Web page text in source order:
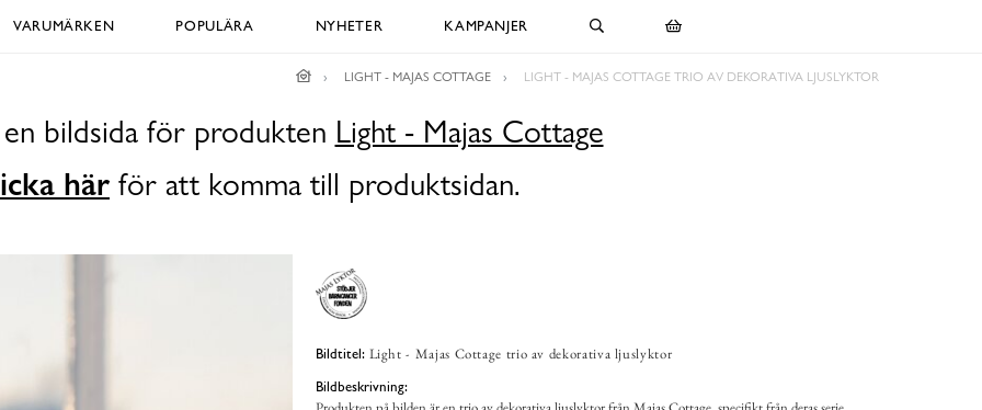
VARUMÄRKEN POPULÄRA NYHETER KAMPANJER
LIGHT - MAJAS COTTAGE LIGHT - MAJAS COTTAGE TRIO AV DEKORATIVA LJUSLYKTOR
bildsida för produkten Light - Majas Cottage
här för att komma till produktsidan.
Bildtitel: Light - Majas Cottage trio av dekorativa ljuslyktor
Bildbeskrivning: